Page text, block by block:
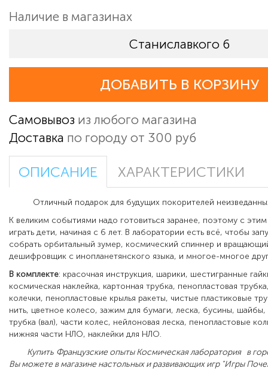
Наличие в магазинах
Станиславкого 6
ДОБАВИТЬ В КОРЗИНУ
Самовывоз из любого магазина
Доставка по городу от 300 руб
ОПИСАНИЕ ХАРАКТЕРИСТИКИ
Отличный подарок для будущих покорителей неизведанных
К великим событиями надо готовиться заранее, поэтому с
играть дети, начиная с 6 лет. В лаборатории есть всё, чтобы
собрать орбитальный зумер, космический спиннер и
дешифровщик с инопланетянского языка, и многое-многое
В комплекте: красочная инструкция, шарики, шестигранные
космическая наклейка, картонная трубка, пенопластовая
колечки, пенопластовые крылья ракеты, чистые пластиковые
нить, цветное колесо, зажим для бумаги, леска, бусины, шайбы,
трубка (вал), части колес, нейлоновая леска, пенопластовые
нижняя части НЛО, наклейки для НЛО.
Купить Французские опыты Космическая лаборатория в
Вы можете в магазине настольных и развивающих игр "Игры